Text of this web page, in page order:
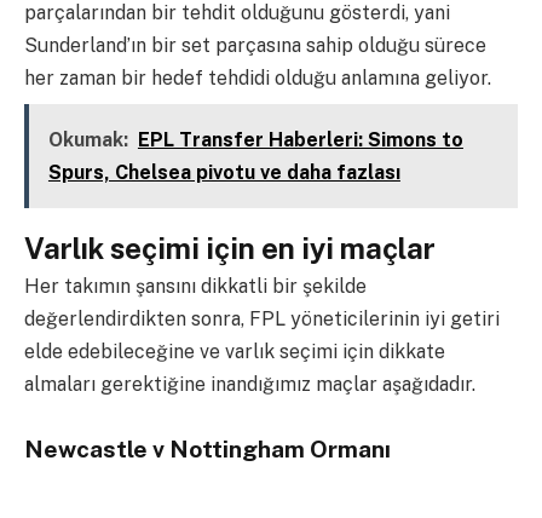
parçalarından bir tehdit olduğunu gösterdi, yani
Sunderland’ın bir set parçasına sahip olduğu sürece
her zaman bir hedef tehdidi olduğu anlamına geliyor.
Okumak: EPL Transfer Haberleri: Simons to
Spurs, Chelsea pivotu ve daha fazlası
Varlık seçimi için en iyi maçlar
Her takımın şansını dikkatli bir şekilde
değerlendirdikten sonra, FPL yöneticilerinin iyi getiri
elde edebileceğine ve varlık seçimi için dikkate
almaları gerektiğine inandığımız maçlar aşağıdadır.
Newcastle v Nottingham Ormanı